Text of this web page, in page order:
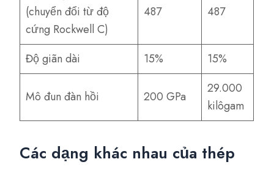
(chuyển đổi từ độ
cứng Rockwell C)
487 487
Độ giãn dài 15% 15%
Mô đun đàn hồi 200 GPa
29.000
kilôgam
Các dạng khác nhau của thép